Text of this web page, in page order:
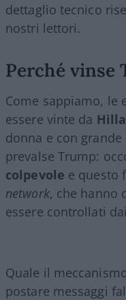
dettaglio tecnico
nostri lettori.
Perché vinse
Come sappiamo, le
essere vinte da
donna e con
prevalse Trump:
colpevole e questo
network, che hanno
essere controllati
Quale il
postare messaggi